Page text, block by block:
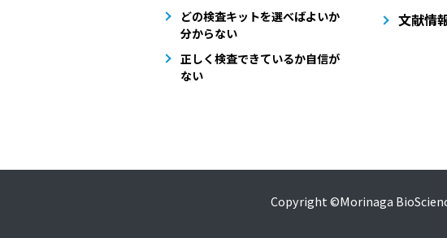
どの検査キットを選べばよいか
分からない
正しく検査できているか自信が
ない
文献情
Copyright ©Morinaga